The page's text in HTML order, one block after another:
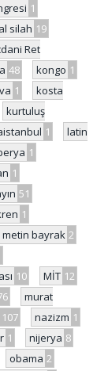
1
silah 19
Ret
48 kongo 1
1
kosta
kurtuluş
1
latin
1
1
51
1
metin bayrak 2
10 MİT 12
murat
107 nazizm 1
1 nijerya 8
obama 2